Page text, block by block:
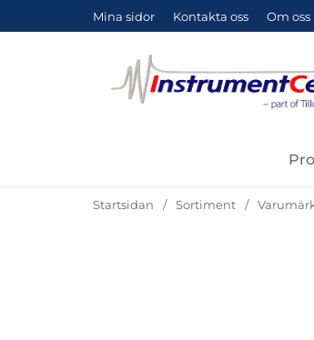
Mina sidor Kontakta oss Om oss
Startsidan Sortiment